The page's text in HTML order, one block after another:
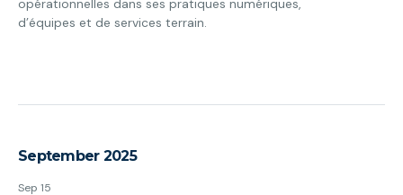
opérationnelles dans ses pratiques numériques,
d’équipes et de services terrain.
September 2025
Sep 15